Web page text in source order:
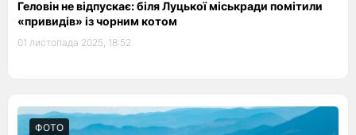
Геловін не відпускає: біля Луцької міськради помітили
«привидів» із чорним котом
01 листопада 2025, 18:52
ФОТО